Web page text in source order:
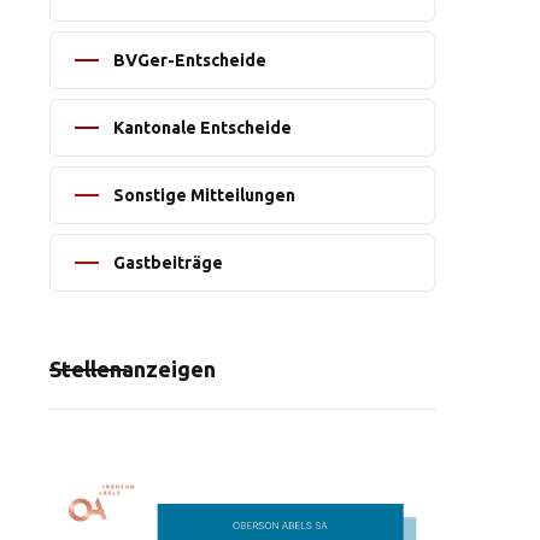
BVGer-Entscheide
Kantonale Entscheide
Sonstige Mitteilungen
Gastbeiträge
Stellenanzeigen